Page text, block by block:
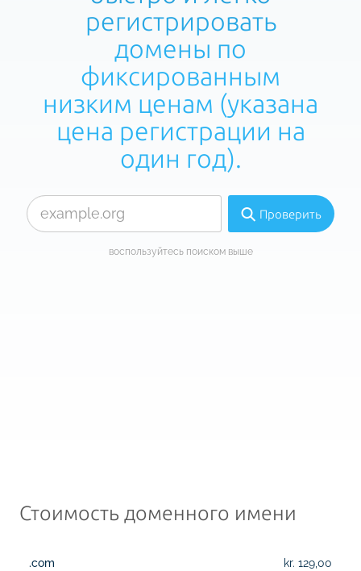
регистрировать
домены по
фиксированным
низким ценам (указана
цена регистрации на
один год).
Проверить
воспользуйтесь поиском выше
Стоимость доменного имени
kr. 129,00
.com